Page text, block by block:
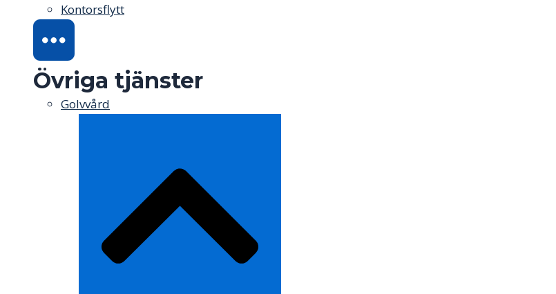
Kontorsflytt
Övriga tjänster
Golvvård